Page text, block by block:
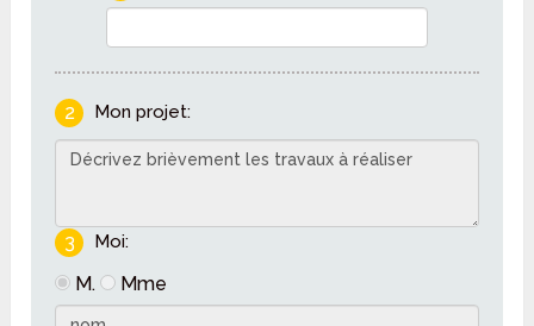
2 Mon projet:
3 Moi:
M. Mme